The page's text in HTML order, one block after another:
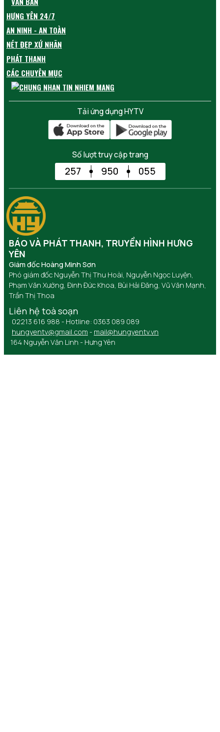
HƯNG YÊN 24/7
AN NINH - AN TOÀN
NÉT ĐẸP XỨ NHÃN
PHÁT THANH
CÁC CHUYÊN MỤC
Tải ứng dụng HYTV
Số lượt truy cập trang
257 950 055
BÁO VÀ PHÁT THANH, TRUYỀN HÌNH HƯNG
YÊN
Giám đốc Hoàng Minh Sơn
Phó giám đốc Nguyễn Thị Thu Hoài, Nguyễn Ngọc Luyện,
Phạm Văn Xướng, Đinh Đức Khoa, Bùi Hải Đăng, Vũ Văn Mạnh,
Trần Thị Thoa
Liên hệ toà soạn
02213 616 988 - Hotline: 0363 089 089
hungyentv@gmail.com - mail@hungyentv.vn
164 Nguyễn Văn Linh - Hưng Yên